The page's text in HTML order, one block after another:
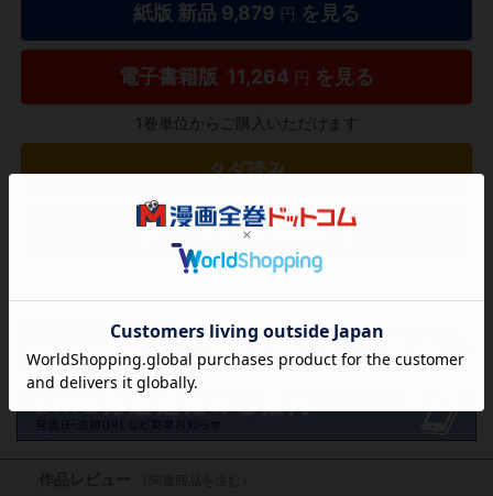
紙版 新品 9,879 円 を見る
電子書籍版 11,264 円 を見る
1巻単位からご購入いただけます
タダ読み
欲しいリストに追加する